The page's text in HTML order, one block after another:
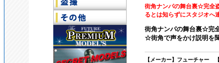
街角ナンパの舞台裏☆完全
るとは知らずにスタジオへ
街角ナンパの舞台裏☆完
☆街角で声をかけ説明を
【メーカー】フューチャー